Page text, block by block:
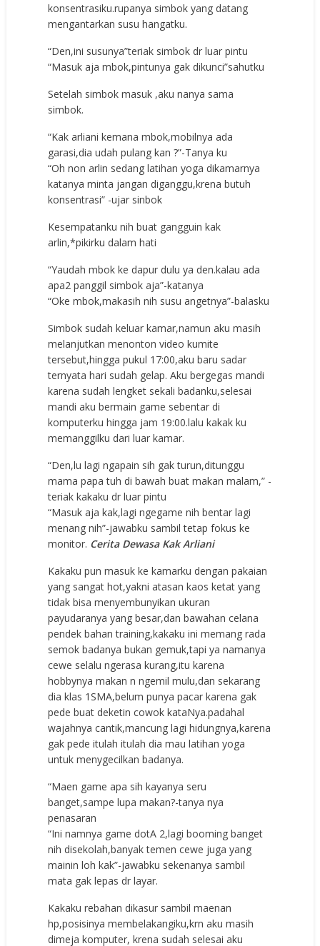
konsentrasiku.rupanya simbok yang datang
mengantarkan susu hangatku.
“Den,ini susunya”teriak simbok dr luar pintu
“Masuk aja mbok,pintunya gak dikunci”sahutku
Setelah simbok masuk ,aku nanya sama
simbok.
“Kak arliani kemana mbok,mobilnya ada
garasi,dia udah pulang kan ?”-Tanya ku
“Oh non arlin sedang latihan yoga dikamarnya
katanya minta jangan diganggu,krena butuh
konsentrasi” -ujar sinbok
Kesempatanku nih buat gangguin kak
arlin,*pikirku dalam hati
“Yaudah mbok ke dapur dulu ya den.kalau ada
apa2 panggil simbok aja”-katanya
“Oke mbok,makasih nih susu angetnya”-balasku
Simbok sudah keluar kamar,namun aku masih
melanjutkan menonton video kumite
tersebut,hingga pukul 17:00,aku baru sadar
ternyata hari sudah gelap. Aku bergegas mandi
karena sudah lengket sekali badanku,selesai
mandi aku bermain game sebentar di
komputerku hingga jam 19:00.lalu kakak ku
memanggilku dari luar kamar.
“Den,lu lagi ngapain sih gak turun,ditunggu
mama papa tuh di bawah buat makan malam,” -
teriak kakaku dr luar pintu
“Masuk aja kak,lagi ngegame nih bentar lagi
menang nih”-jawabku sambil tetap fokus ke
monitor. Cerita Dewasa Kak Arliani
Kakaku pun masuk ke kamarku dengan pakaian
yang sangat hot,yakni atasan kaos ketat yang
tidak bisa menyembunyikan ukuran
payudaranya yang besar,dan bawahan celana
pendek bahan training,kakaku ini memang rada
semok badanya bukan gemuk,tapi ya namanya
cewe selalu ngerasa kurang,itu karena
hobbynya makan n ngemil mulu,dan sekarang
dia klas 1SMA,belum punya pacar karena gak
pede buat deketin cowok kataNya.padahal
wajahnya cantik,mancung lagi hidungnya,karena
gak pede itulah itulah dia mau latihan yoga
untuk menygecilkan badanya.
“Maen game apa sih kayanya seru
banget,sampe lupa makan?-tanya nya
penasaran
“Ini namnya game dotA 2,lagi booming banget
nih disekolah,banyak temen cewe juga yang
mainin loh kak”-jawabku sekenanya sambil
mata gak lepas dr layar.
Kakaku rebahan dikasur sambil maenan
hp,posisinya membelakangiku,krn aku masih
dimeja komputer, krena sudah selesai aku